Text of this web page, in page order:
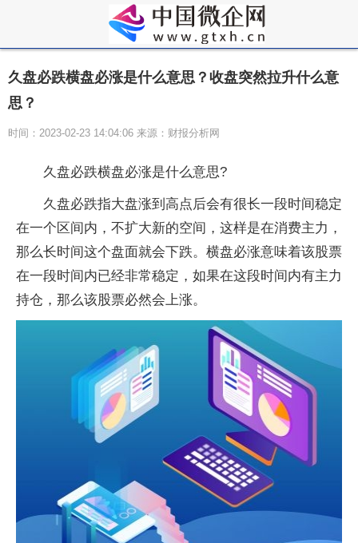
久盘必跌横盘必涨是什么意思？收盘突然拉升什么意
思？
时间：2023-02-23 14:04:06 来源：财报分析网
久盘必跌横盘必涨是什么意思?
久盘必跌指大盘涨到高点后会有很长一段时间稳定
在一个区间内，不扩大新的空间，这样是在消费主力，
那么长时间这个盘面就会下跌。横盘必涨意味着该股票
在一段时间内已经非常稳定，如果在这段时间内有主力
持仓，那么该股票必然会上涨。